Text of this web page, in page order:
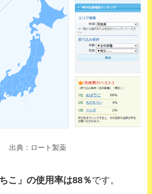
出典：ロート製薬
こ」の使用率は88％です。